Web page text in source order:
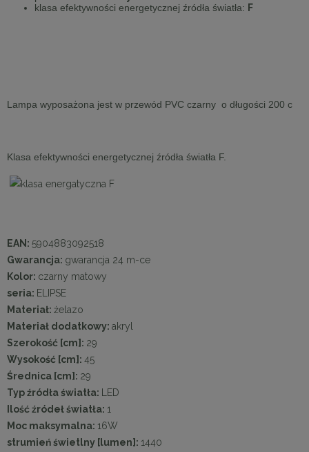
klasa efektywności energetycznej źródła światła: F
Lampa wyposażona jest w przewód PVC czarny o długości 200 c
Klasa efektywności energetycznej źródła światła F.
EAN: 5904883092518
Gwarancja: gwarancja 24 m-ce
Kolor: czarny matowy
seria: ELIPSE
Materiał: żelazo
Materiał dodatkowy: akryl
Szerokość [cm]: 29
Wysokość [cm]: 45
Średnica [cm]: 29
Typ źródła światła:
LED
Ilość źródeł światła: 1
Moc maksymalna: 16W
strumień świetlny [lumen]: 1440